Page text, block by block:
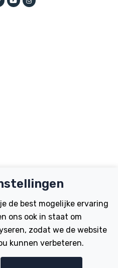
de best mogelijke ervaring
ons ook in staat om
zodat we de website
kunnen verbeteren.